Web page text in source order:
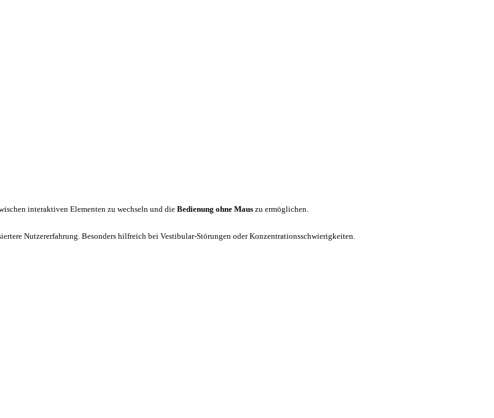
interaktiven Elementen zu wechseln und die Bedienung ohne Maus zu ermöglichen.
Nutzererfahrung. Besonders hilfreich bei Vestibular-Störungen oder Konzentrationsschwierigkeiten.